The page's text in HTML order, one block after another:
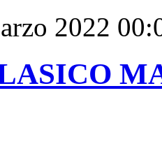
2022